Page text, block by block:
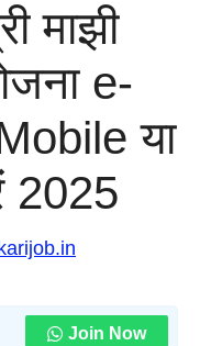
माझी
e-
या
Join Now